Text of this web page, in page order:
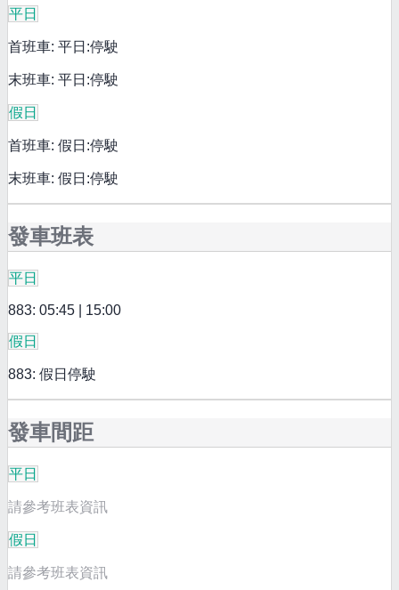
平日
首班車: 平日:停駛
末班車: 平日:停駛
假日
首班車: 假日:停駛
末班車: 假日:停駛
發車班表
平日
883: 05:45 | 15:00
假日
883: 假日停駛
發車間距
平日
請參考班表資訊
假日
請參考班表資訊